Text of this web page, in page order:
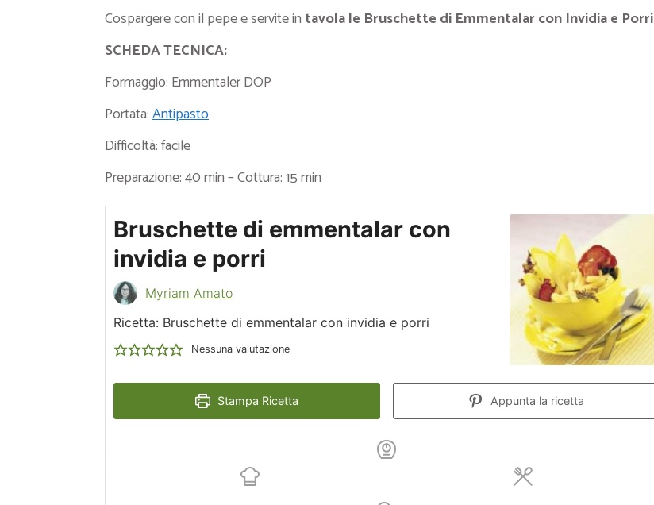
Cospargere con il pepe e servite in tavola le Bruschette di Emmentalar con Invidia e Porri
SCHEDA TECNICA:
Formaggio: Emmentaler DOP
Portata:Antipasto
Difficoltà: facile
Preparazione: 40 min – Cottura: 15 min
Bruschette di emmentalar con
invidia e porri
Myriam Amato
Ricetta: Bruschette di emmentalar con invidia e porri
Nessuna valutazione
Stampa Ricetta Appunta la ricetta